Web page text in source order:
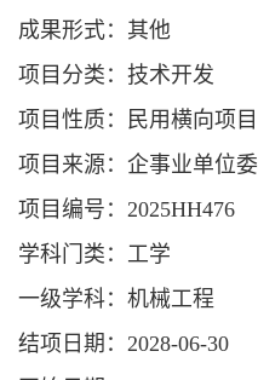
成果形式：其他
项目分类：技术开发
项目性质：民用横向项目
项目来源：企事业单位
项目编号：2025HH476
学科门类：工学
一级学科：机械工程
结项日期：2028-06-30